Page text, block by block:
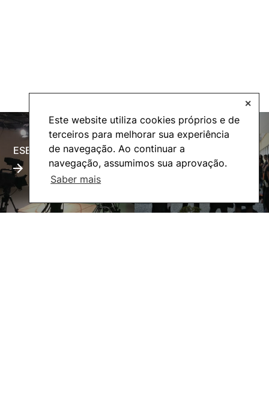
Este website utiliza cookies próprios e de
terceiros para melhorar sua experiência
de navegação. Ao continuar a
navegação, assumimos sua aprovação.
Saber mais
✕
ESECTV Alumni